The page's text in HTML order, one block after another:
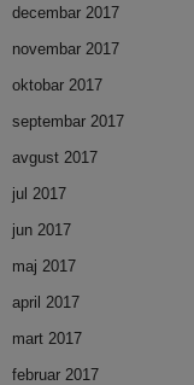
decembar 2017
novembar 2017
oktobar 2017
septembar 2017
avgust 2017
jul 2017
jun 2017
maj 2017
april 2017
mart 2017
februar 2017